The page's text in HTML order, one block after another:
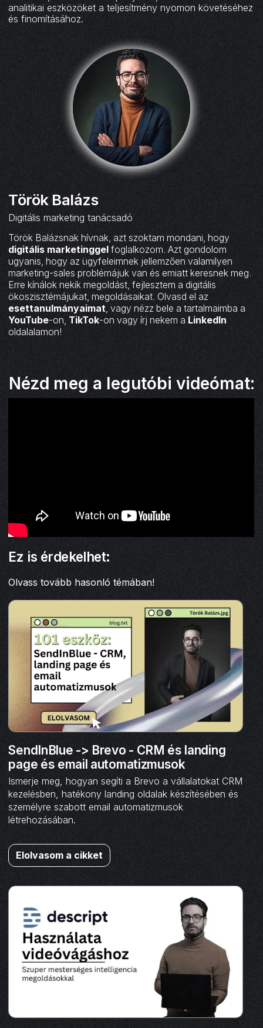
analitikai eszközöket a teljesítmény nyomon követéséhez
és finomításához.
Török Balázs
Digitális marketing tanácsadó
Török Balázsnak hívnak, azt szoktam mondani, hogy
digitális marketinggel foglalkozom. Azt gondolom
ugyanis, hogy az ügyfeleimnek jellemzően valamilyen
marketing-sales problémájuk van és emiatt keresnek meg.
Erre kínálok nekik megoldást, fejlesztem a digitális
ökoszisztémájukat, megoldásaikat. Olvasd el az
esettanulmányaimat , vagy nézz bele a tartalmaimba a
YouTube-on, TikTok-on vagy írj nekem a LinkedIn
oldalalamon!
Nézd meg a legutóbi videómat:
Ez is érdekelhet:
Olvass tovább hasonló témában!
SendInBlue -> Brevo - CRM és landing
page és email automatizmusok
Ismerje meg, hogyan segíti a Brevo a vállalatokat CRM
kezelésben, hatékony landing oldalak készítésében és
személyre szabott email automatizmusok
létrehozásában.
Elolvasom a cikket